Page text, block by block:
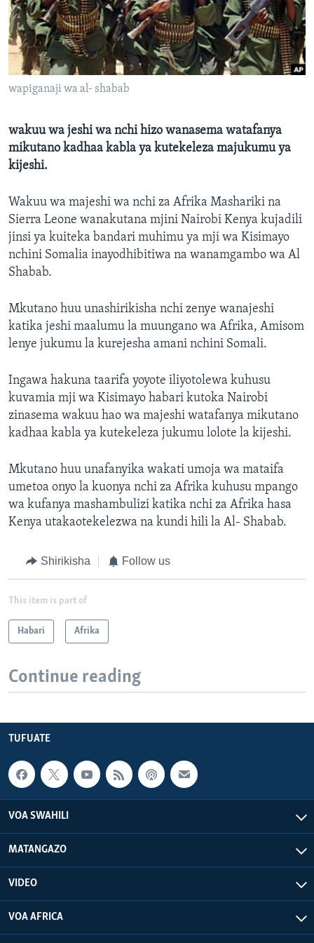
wapiganaji wa al- shabab
wakuu wa jeshi wa nchi hizo wanasema watafanya
mikutano kadhaa kabla ya kutekeleza majukumu ya
kijeshi.
Wakuu wa majeshi wa nchi za Afrika Mashariki na
Sierra Leone wanakutana mjini Nairobi Kenya kujadili
jinsi ya kuiteka bandari muhimu ya mji wa Kisimayo
nchini Somalia inayodhibitiwa na wanamgambo wa Al
Shabab.
Mkutano huu unashirikisha nchi zenye wanajeshi
katika jeshi maalumu la muungano wa Afrika, Amisom
lenye jukumu la kurejesha amani nchini Somali.
Ingawa hakuna taarifa yoyote iliyotolewa kuhusu
kuvamia mji wa Kisimayo habari kutoka Nairobi
zinasema wakuu hao wa majeshi watafanya mikutano
kadhaa kabla ya kutekeleza jukumu lolote la kijeshi.
Mkutano huu unafanyika wakati umoja wa mataifa
umetoa onyo la kuonya nchi za Afrika kuhusu mpango
wa kufanya mashambulizi katika nchi za Afrika hasa
Kenya utakaotekelezwa na kundi hili la Al- Shabab.
Shirikisha Follow us
This item is part of
Habari Afrika
Continue reading
TUFUATE
VOA SWAHILI
MATANGAZO
VIDEO
VOA AFRICA